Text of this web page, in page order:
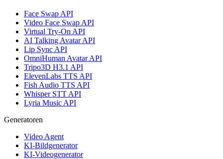
Face Swap API
Video Face Swap API
Virtual Try-On API
AI Talking Avatar API
Lip Sync API
OmniHuman Avatar API
Tripo3D H3.1 API
ElevenLabs TTS API
Fish Audio TTS API
Whisper STT API
Lyria Music API
Generatoren
Video Agent
KI-Bildgenerator
KI-Videogenerator